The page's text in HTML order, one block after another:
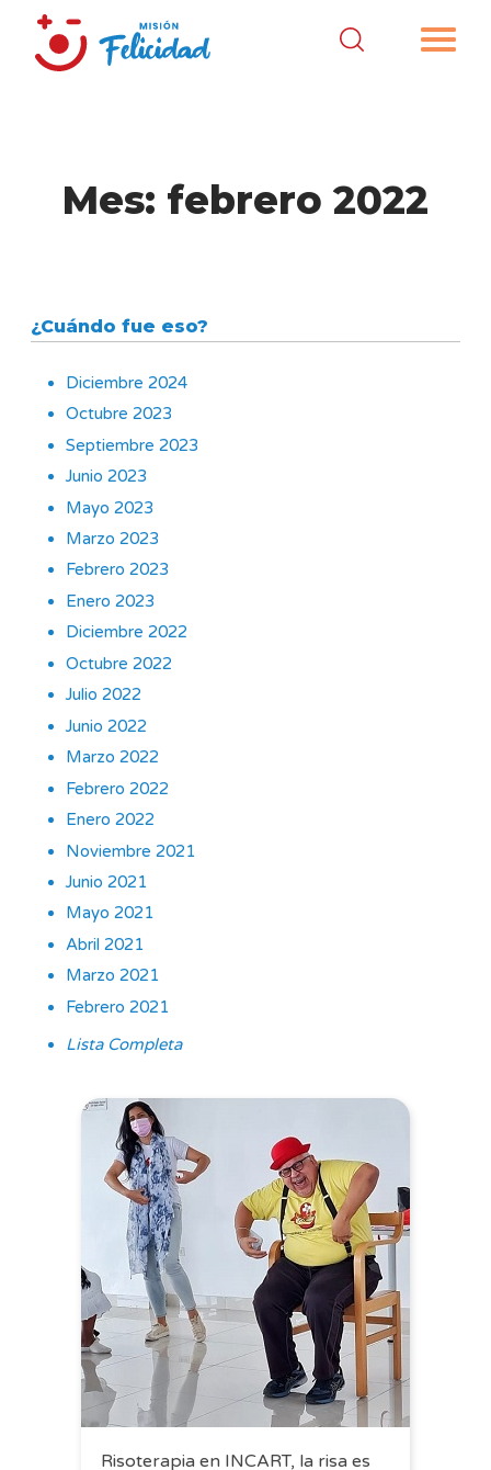
Mes: febrero 2022
Risoterapia en INCART, la risa es
¿Cuándo fue eso?
Diciembre 2024
Octubre 2023
Septiembre 2023
Junio 2023
Mayo 2023
Marzo 2023
Febrero 2023
Enero 2023
Diciembre 2022
Octubre 2022
Julio 2022
Junio 2022
Marzo 2022
Febrero 2022
Enero 2022
Noviembre 2021
Junio 2021
Mayo 2021
Abril 2021
Marzo 2021
Febrero 2021
Lista Completa